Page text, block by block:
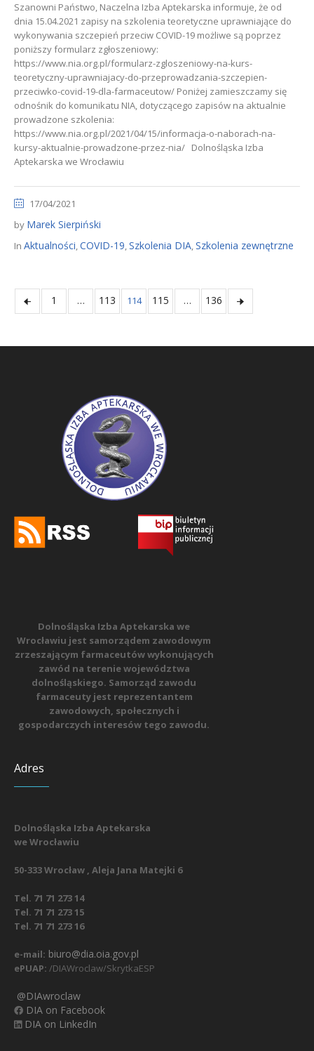
Szanowni Państwo, Naczelna Izba Aptekarska informuje, że od
dnia 15.04.2021 zapisy na szkolenia teoretyczne uprawniające do
wykonywania szczepień przeciw COVID-19 możliwe są poprzez
poniższy formularz zgłoszeniowy:
https://www.nia.org.pl/formularz-zgloszeniowy-na-kurs-
teoretyczny-uprawniajacy-do-przeprowadzania-szczepien-
przeciwko-covid-19-dla-farmaceutow/ Poniżej zamieszczamy się
odnośnik do komunikatu NIA, dotyczącego zapisów na aktualnie
prowadzone szkolenia:
https://www.nia.org.pl/2021/04/15/informacja-o-naborach-na-
kursy-aktualnie-prowadzone-przez-nia/ Dolnośląska Izba
Aptekarska we Wrocławiu
17/04/2021
by Marek Sierpiński
In Aktualności,COVID-19,Szkolenia DIA,Szkolenia zewnętrzne
1 … 113 114 115 … 136
Dolnośląska Izba Aptekarska we
Wrocławiu jest samorządem zawodowym
zrzeszającym farmaceutów wykonujących
zawód na terenie województwa
dolnośląskiego. Samorząd zawodu
farmaceuty jest reprezentantem
zawodowych, społecznych i
gospodarczych interesów tego zawodu.
Adres
Dolnośląska Izba Aptekarska
we Wrocławiu
50-333 Wrocław , Aleja Jana Matejki 6
Tel. 71 71 273 14
Tel. 71 71 273 15
Tel. 71 71 273 16
e-mail: biuro@dia.oia.gov.pl
ePUAP: /DIAWroclaw/SkrytkaESP
@DIAwroclaw
DIA on Facebook
DIA on LinkedIn